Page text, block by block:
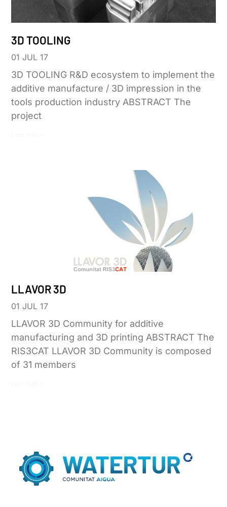
3D TOOLING
01 JUL 17
3D TOOLING R&D ecosystem to implement the
additive manufacture / 3D impression in the
tools production industry ABSTRACT The
project
LLAVOR 3D
01 JUL 17
LLAVOR 3D Community for additive
manufacturing and 3D printing ABSTRACT The
RIS3CAT LLAVOR 3D Community is composed
of 31 members